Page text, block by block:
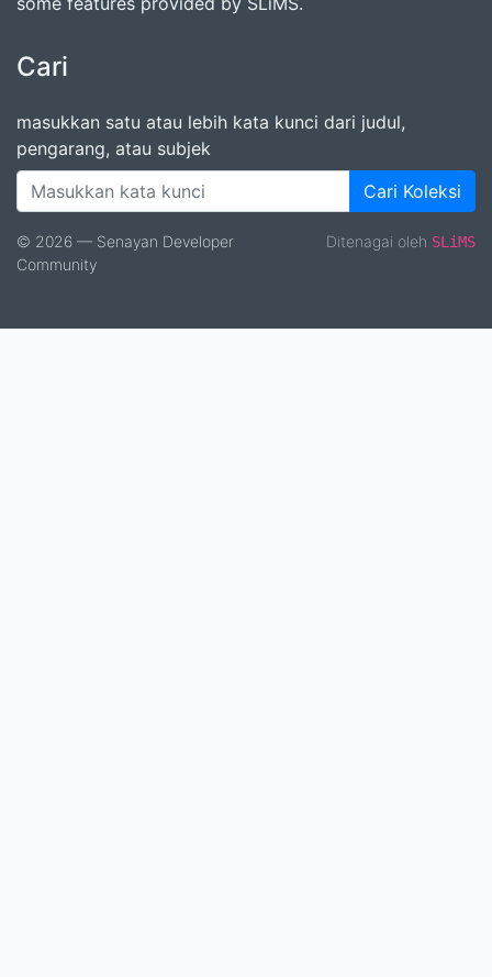
Cari
masukkan satu atau lebih kata kunci dari judul,
pengarang, atau subjek
Cari Koleksi
© 2026 — Senayan Developer
Community
Ditenagai oleh SLiMS